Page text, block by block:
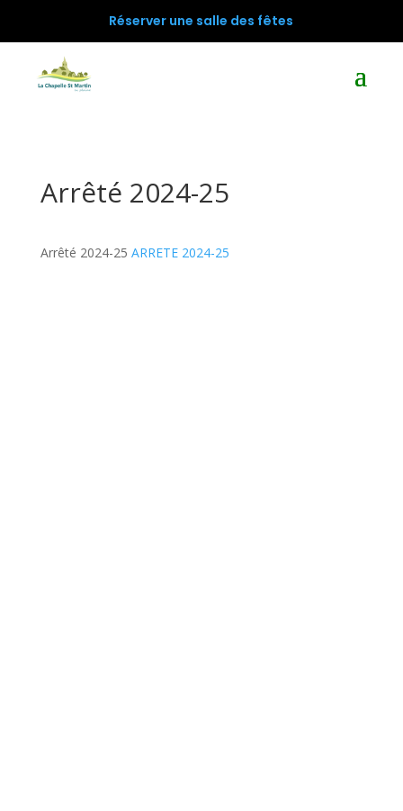
Réserver une salle des fêtes
Arrêté 2024-25
Arrêté 2024-25 ARRETE 2024-25